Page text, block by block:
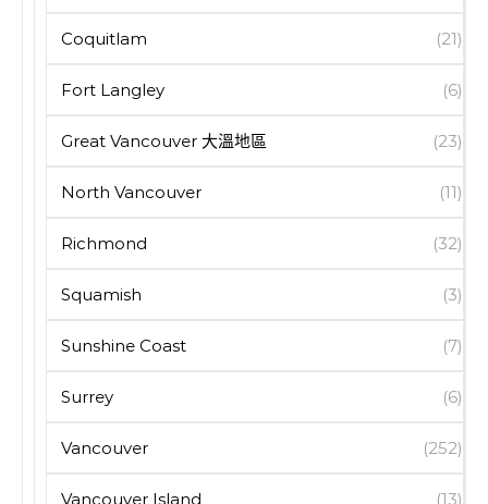
Coquitlam (21)
Fort Langley (6)
Great Vancouver 大溫地區 (23)
North Vancouver (11)
Richmond (32)
Squamish (3)
Sunshine Coast (7)
Surrey (6)
Vancouver (252)
Vancouver Island (13)